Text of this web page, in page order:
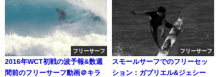
フリーサーフ
2016年WCT初戦の波予報&数週
間前のフリーサーフ動画＠キラ
フリーサーフ
スモールサーフでのフリーセッ
ション：ガブリエル&ジェシー